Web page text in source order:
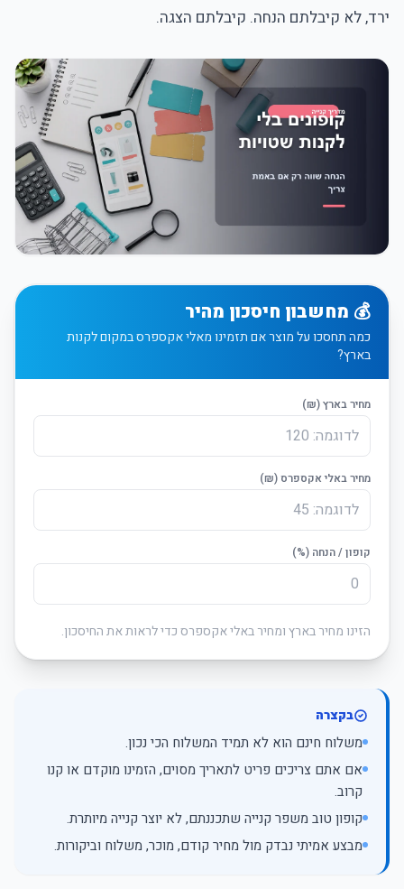
ירד, לא קיבלתם הנחה. קיבלתם הצגה.
💰 מחשבון חיסכון מהיר
כמה תחסכו על מוצר אם תזמינו מאלי אקספרס במקום לקנות
בארץ?
מחיר בארץ (₪)
מחיר באלי אקספרס (₪)
קופון / הנחה (%)
הזינו מחיר בארץ ומחיר באלי אקספרס כדי לראות את החיסכון.
בקצרה
משלוח חינם הוא לא תמיד המשלוח הכי נכון.
אם אתם צריכים פריט לתאריך מסוים, הזמינו מוקדם או קנו
קרוב.
קופון טוב משפר קנייה שתכננתם, לא יוצר קנייה מיותרת.
מבצע אמיתי נבדק מול מחיר קודם, מוכר, משלוח וביקורות.